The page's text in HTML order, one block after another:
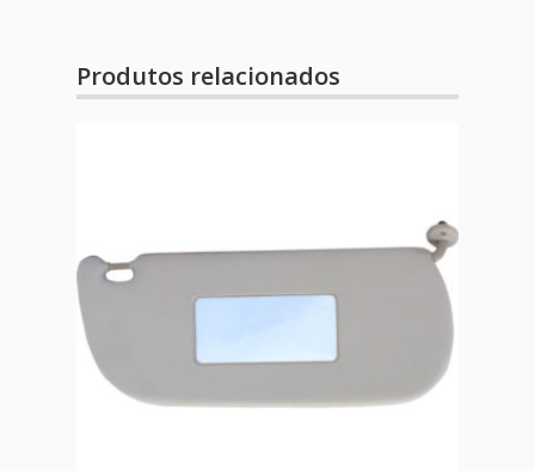
Produtos relacionados